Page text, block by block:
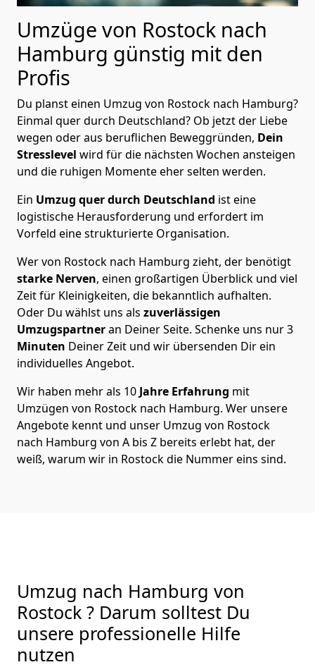
Umzüge von Rostock nach
Hamburg günstig mit den
Profis
Du planst einen Umzug von Rostock nach Hamburg?
Einmal quer durch Deutschland? Ob jetzt der Liebe
wegen oder aus beruflichen Beweggründen, Dein
Stresslevel wird für die nächsten Wochen ansteigen
und die ruhigen Momente eher selten werden.
Ein Umzug quer durch Deutschland ist eine
logistische Herausforderung und erfordert im
Vorfeld eine strukturierte Organisation.
Wer von Rostock nach Hamburg zieht, der benötigt
starke Nerven, einen großartigen Überblick und viel
Zeit für Kleinigkeiten, die bekanntlich aufhalten.
Oder Du wählst uns als zuverlässigen
Umzugspartneran Deiner Seite. Schenke uns nur3
Minuten Deiner Zeit und wir übersenden Dir ein
individuelles Angebot.
Wir haben mehr als 10 Jahre Erfahrung mit
Umzügen von Rostock nach Hamburg. Wer unsere
Angebote kennt und unser Umzug von Rostock
nach Hamburg von A bis Z bereits erlebt hat, der
weiß, warum wir in Rostock die Nummer eins sind.
Umzug nach Hamburg von
Rostock ? Darum solltest Du
unsere professionelle Hilfe
nutzen